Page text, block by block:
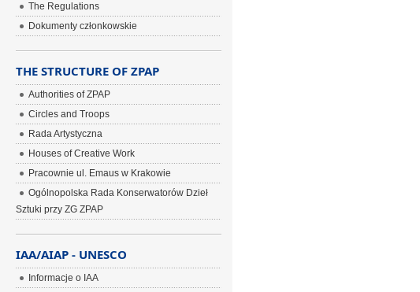
The Regulations
Dokumenty członkowskie
THE STRUCTURE OF ZPAP
Authorities of ZPAP
Circles and Troops
Rada Artystyczna
Houses of Creative Work
Pracownie ul. Emaus w Krakowie
Ogólnopolska Rada Konserwatorów Dzieł
Sztuki przy ZG ZPAP
IAA/AIAP - UNESCO
Informacje o IAA